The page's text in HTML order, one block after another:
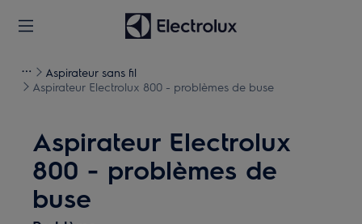
Aspirateur sans fil
Aspirateur Electrolux 800 - problèmes de buse
Aspirateur Electrolux
800 - problèmes de
buse